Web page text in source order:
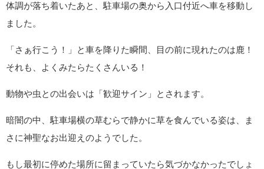
体調が落ち着いたあと、駐車場の奥から入口付近へ車を移動し
ました。
「さぁ行こう！」と車を降りた瞬間、目の前に現れたのは鹿！
それも、よくみたらたくさんいる！
動物や虫との出会いは「歓迎サイン」とされます。
暗闇の中、駐車場横の草むらで静かに草を食んでいる姿は、ま
さに神聖なお出迎えのようでした。
もし最初に停めた場所に留まっていたら気づかなかったでしょ